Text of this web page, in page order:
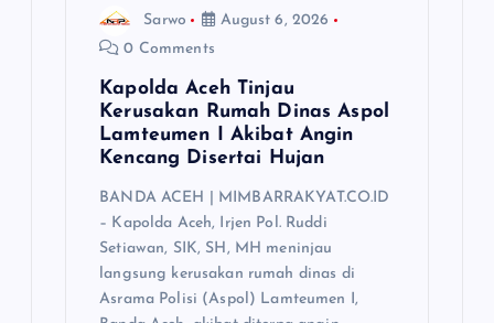
Sarwo
August 6, 2026
0 Comments
Kapolda Aceh Tinjau
Kerusakan Rumah Dinas Aspol
Lamteumen I Akibat Angin
Kencang Disertai Hujan
BANDA ACEH | MIMBARRAKYAT.CO.ID
– Kapolda Aceh, Irjen Pol. Ruddi
Setiawan, SIK, SH, MH meninjau
langsung kerusakan rumah dinas di
Asrama Polisi (Aspol) Lamteumen I,